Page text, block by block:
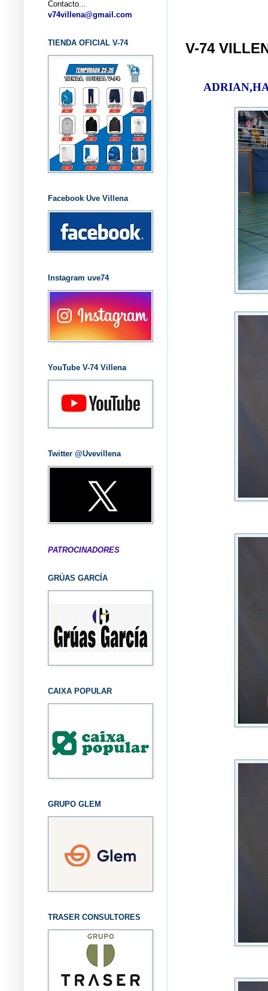
V-74
Contacto...
v74villena@gmail.com
TIENDA OFICIAL V-74
Facebook Uve Villena
Instagram uve74
YouTube V-74 Villena
Twitter @Uvevillena
PATROCINADORES
GRÚAS GARCÍA
CAIXA POPULAR
GRUPO GLEM
TRASER CONSULTORES